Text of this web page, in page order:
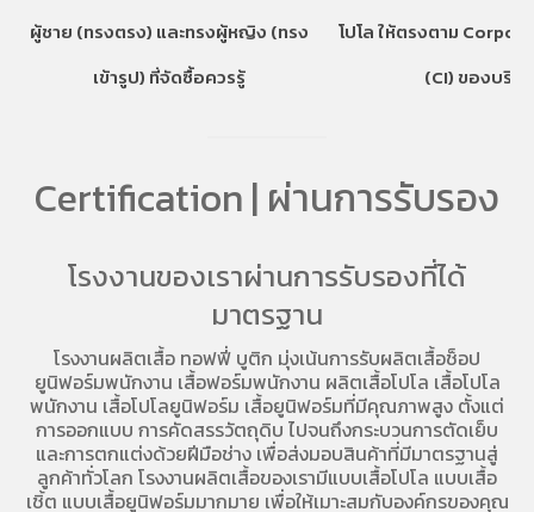
ผู้ชาย (ทรงตรง) และทรงผู้หญิง (ทรง
เข้ารูป) ที่จัดซื้อควรรู้
โปโล ให้ตรงตาม
(CI) ของบริษัท
Certification | ผ่านการรับรอง
โรงงานของเราผ่านการรับรองที่ได้
มาตรฐาน
โรงงานผลิตเสื้อ ทอฟฟี่ บูติก มุ่งเน้นการรับผลิตเสื้อช็อป
ยูนิฟอร์มพนักงาน เสื้อฟอร์มพนักงาน ผลิตเสื้อโปโล เสื้อโปโล
พนักงาน เสื้อโปโลยูนิฟอร์ม เสื้อยูนิฟอร์มที่มีคุณภาพสูง ตั้งแต่
การออกแบบ การคัดสรรวัตถุดิบ ไปจนถึงกระบวนการตัดเย็บ
และการตกแต่งด้วยฝีมือช่าง เพื่อส่งมอบสินค้าที่มีมาตรฐานสู่
ลูกค้าทั่วโลก โรงงานผลิตเสื้อของเรามีแบบเสื้อโปโล แบบเสื้อ
เชิ้ต แบบเสื้อยูนิฟอร์มมากมาย เพื่อให้เมาะสมกับองค์กรของคุณ